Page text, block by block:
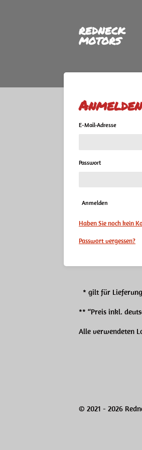
REDNECK
MOTORS
Anmelden
E-Mail-Adresse
Passwort
Anmelden
Haben Sie noch kein
Passwort vergessen?
* gilt für
** “Preis inkl.
Alle verwendeten
© 2021 - 2026